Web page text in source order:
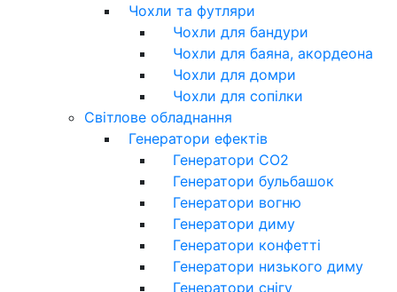
Чохли та футляри
Чохли для бандури
Чохли для баяна, акордеона
Чохли для домри
Чохли для сопілки
Світлове обладнання
Генератори ефектів
Генератори CO2
Генератори бульбашок
Генератори вогню
Генератори диму
Генератори конфетті
Генератори низького диму
Генератори снігу